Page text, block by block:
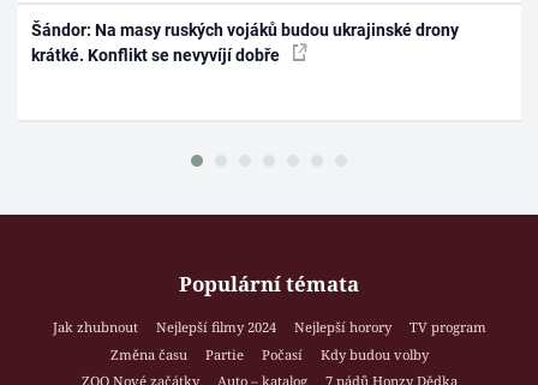
Šándor: Na masy ruských vojáků budou ukrajinské drony
krátké. Konflikt se nevyvíjí dobře
Populární témata
Jak zhubnout Nejlepší filmy 2024 Nejlepší horory
TV program
Změna času
Partie Počasí
Kdy budou volby
ZOO Nové začátky
Auto – katalog
7 pádů Honzy Dědka